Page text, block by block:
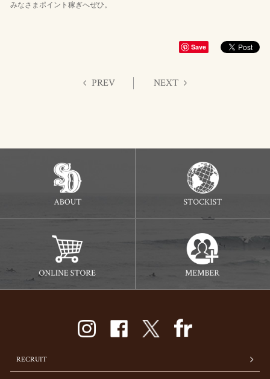
みなさまポイント稼ぎへぜひ。
Save
PREV NEXT
RECRUIT